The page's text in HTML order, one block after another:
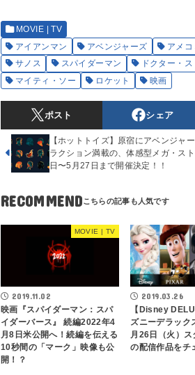
MOVIE | TV
アイアンマン
アベンジャーズ アメコ
サノス
スパイダーマン ドクター・
マイティ・ソー
ロケット 映画
ポスト シェア
【ホットトイズ】原宿にアベンジャ
ラクション満載の、体感型メガ・ス
日〜5月27日まで開催決定！！
RECOMMEND
MOVIE | TV
2019.11.02
映画『スパイダーマン：スパ
イダーバース』 続編2022年4
月8日米公開へ！続編を伝える
10秒間の「マーク」映像も公
開！？
2019.03.26
【Disney
ズニーデラック
月26日（火）ス
の配信作品をチ